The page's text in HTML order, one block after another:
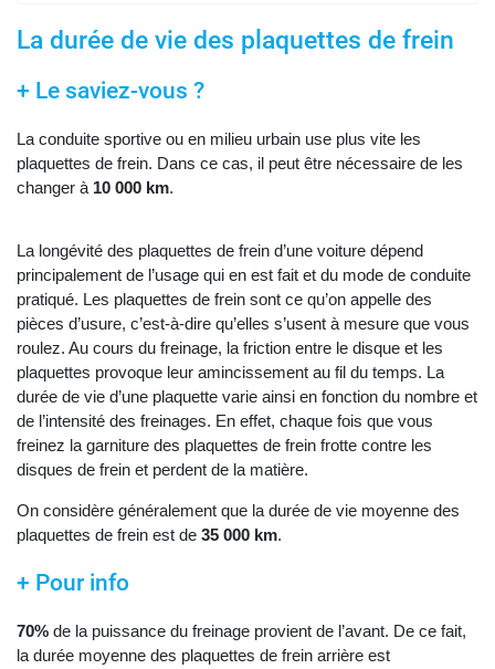
La durée de vie des plaquettes de frein
+ Le saviez-vous ?
La conduite sportive ou en milieu urbain use plus vite les
plaquettes de frein. Dans ce cas, il peut être nécessaire de les
changer à 10 000 km.
La longévité des plaquettes de frein d’une voiture dépend
principalement de l’usage qui en est fait et du mode de conduite
pratiqué. Les plaquettes de frein sont ce qu’on appelle des
pièces d’usure, c’est-à-dire qu’elles s’usent à mesure que vous
roulez. Au cours du freinage, la friction entre le disque et les
plaquettes provoque leur amincissement au fil du temps. La
durée de vie d’une plaquette varie ainsi en fonction du nombre et
de l’intensité des freinages. En effet, chaque fois que vous
freinez la garniture des plaquettes de frein frotte contre les
disques de frein et perdent de la matière.
On considère généralement que la durée de vie moyenne des
plaquettes de frein est de 35 000 km.
+ Pour info
70% de la puissance du freinage provient de l’avant. De ce fait,
la durée moyenne des plaquettes de frein arrière est